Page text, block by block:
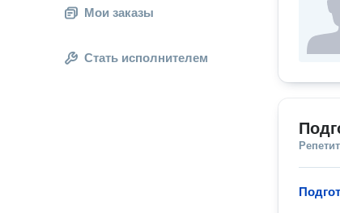
Мои заказы
Стать исполнителем